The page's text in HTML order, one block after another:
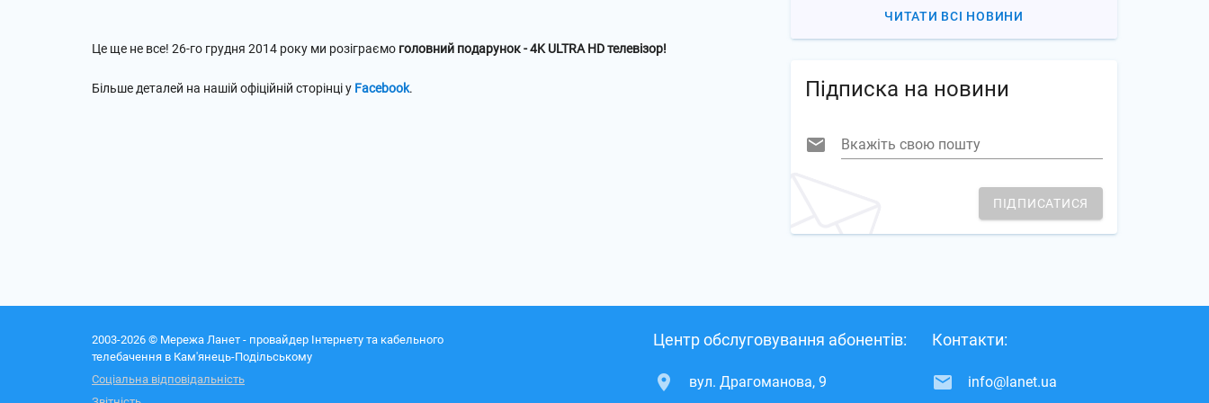
Це ще не все! 26-го грудня 2014 року ми розіграємо головний подарунок - 4K ULTRA HD телевізор!
Більше деталей на нашій офіційній сторінці у Facebook.
ЧИТАТИ ВСІ НОВИНИ
Підписка на новини
Вкажіть свою пошту
ПІДПИСАТИСЯ
2003-2026 © Мережа Ланет - провайдер Інтернету та кабельного
телебачення в Кам'янець-Подільському
Соціальна відповідальність
Центр обслуговування абонентів:
вул. Драгоманова, 9
Контакти:
info@lanet.ua